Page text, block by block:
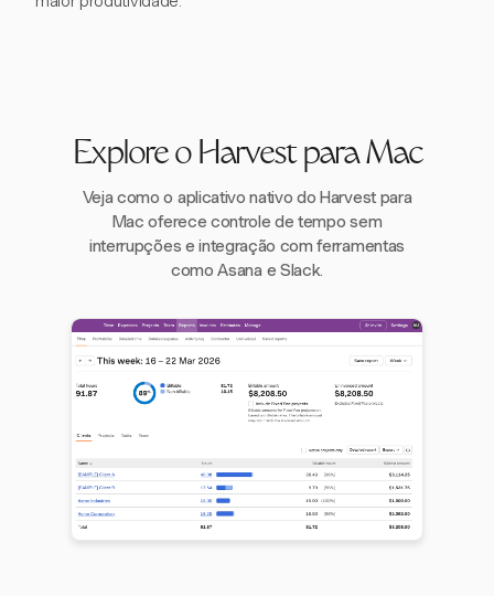
Explore o Harvest para Mac
Veja como o aplicativo nativo do Harvest para
Mac oferece controle de tempo sem
interrupções e integração com ferramentas
como Asana e Slack.